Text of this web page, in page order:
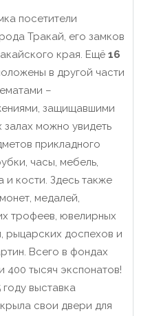
посетители
Тракай, его замков
края. Ещё 16
в другой части
–
защищавшими
залах можно увидеть
прикладного
часы, мебель,
и кости. Здесь также
медалей,
трофеев, ювелирных
рыцарских доспехов и
Всего в фондах
400 тысяч экспонатов!
году выставка
свои двери для